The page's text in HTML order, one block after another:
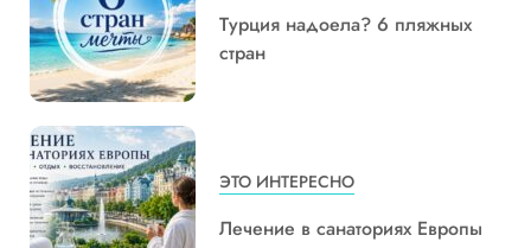
Турция надоела? 6 пляжных
стран
ЭТО ИНТЕРЕСНО
Лечение в санаториях Европы